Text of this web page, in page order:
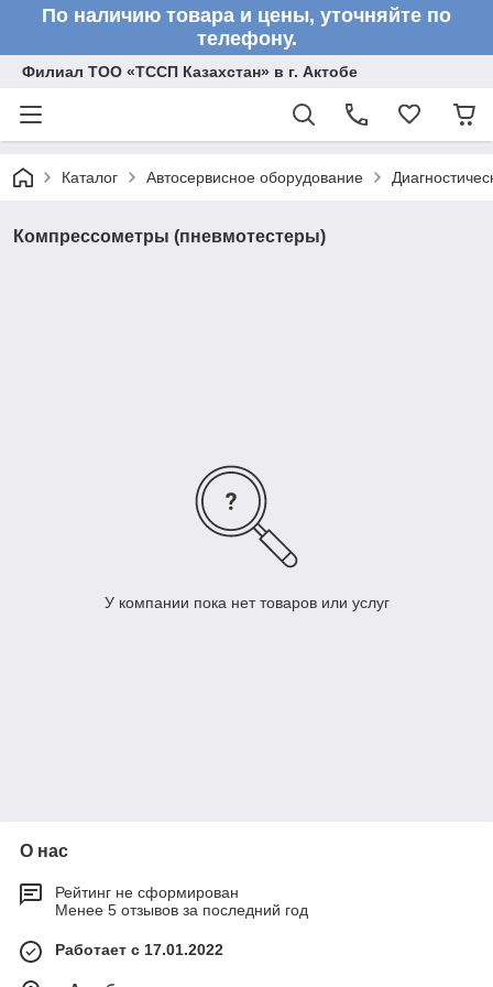
По наличию товара и цены, уточняйте по
телефону.
Филиал ТОО «ТССП Казахстан» в г. Актобе
Каталог Автосервисное оборудование
Компрессометры (пневмотестеры)
У компании пока нет товаров или услуг
О нас
Рейтинг не сформирован
Менее 5 отзывов за последний год
Работает с 17.01.2022